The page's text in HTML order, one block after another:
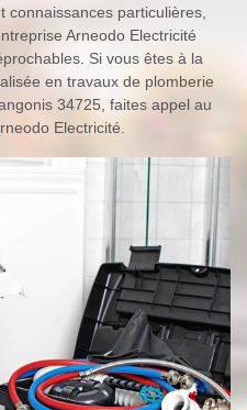
particulières,
Arneodo Electricité
Si vous êtes à la
en travaux de plomberie
34725, faites appel au
Electricité.